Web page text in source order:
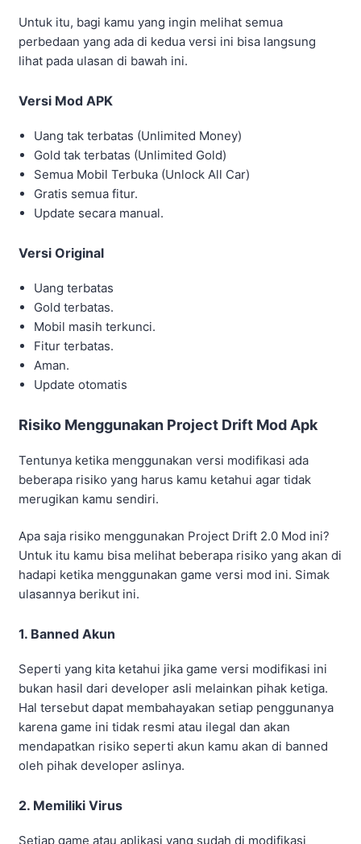
Tentunya ketika menggunakan versi modifikasi ada
beberapa risiko yang harus kamu ketahui agar tidak
Untuk itu kamu bisa melihat beberapa risiko yang akan di
hadapi ketika menggunakan game versi mod ini. Simak
ulasannya berikut ini.
1. Banned Akun
Seperti yang kita ketahui jika game versi modifikasi ini
Hal tersebut dapat membahayakan setiap penggunanya
karena game ini tidak resmi atau ilegal dan akan
mendapatkan risiko seperti akun kamu akan di banned
oleh pihak developer aslinya.
2. Memiliki Virus
Setiap game atau aplikasi yang sudah di modifikasi
menyebabkan terjadinya masalah seperti kinerja ponsel
akan terganggu.
mana yang harus di gunakan dan tidak di gunakan agar
terhindar dari beberapa risiko yang ada.
3. Merugikan Pihak Developer Resmi
Ketika kamu menggunakan versi modifikasi seperti
developer resminya.
Hal tersebut sangat mengganggu kelancaran game
tersebut, dan ketika ada banyak orang menggunakan
versi modifikasi pihak developer tidak akan segan-segan
melakukan banned terhadap akun yang kamu gunakan.
Maka dari itu, agar terhindar dari banned sebaiknya